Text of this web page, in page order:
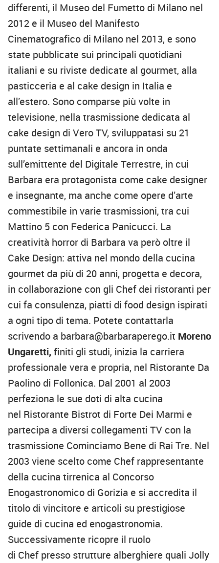
differenti, il Museo del Fumetto di Milano nel
2012 e il Museo del Manifesto
Cinematografico di Milano nel 2013, e sono
state pubblicate sui principali quotidiani
italiani e su riviste dedicate al gourmet, alla
pasticceria e al cake design in Italia e
all’estero. Sono comparse più volte in
televisione, nella trasmissione dedicata al
cake design di Vero TV, sviluppatasi su 21
puntate settimanali e ancora in onda
sull’emittente del Digitale Terrestre, in cui
Barbara era protagonista come cake designer
e insegnante, ma anche come opere d’arte
commestibile in varie trasmissioni, tra cui
Mattino 5 con Federica Panicucci. La
creatività horror di Barbara va però oltre il
Cake Design: attiva nel mondo della cucina
gourmet da più di 20 anni, progetta e decora,
in collaborazione con gli Chef dei ristoranti per
cui fa consulenza, piatti di food design ispirati
a ogni tipo di tema. Potete contattarla
scrivendo a barbara@barbaraperego.it Moreno
Ungaretti, finiti gli studi, inizia la carriera
professionale vera e propria, nel Ristorante Da
Paolino di Follonica. Dal 2001 al 2003
perfeziona le sue doti di alta cucina
nel Ristorante Bistrot di Forte Dei Marmi e
partecipa a diversi collegamenti TV con la
trasmissione Cominciamo Bene di Rai Tre. Nel
2003 viene scelto come Chef rappresentante
della cucina tirrenica al Concorso
Enogastronomico di Gorizia e si accredita il
titolo di vincitore e articoli su prestigiose
guide di cucina ed enogastronomia.
Successivamente ricopre il ruolo
di Chef presso strutture alberghiere quali Jolly